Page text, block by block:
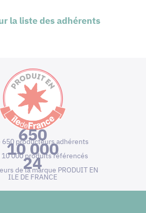
la liste des adhérents
650
650 producteurs adhérents
10 000
10 000 produits référencés
24
de la marque PRODUIT EN
ILE DE FRANCE